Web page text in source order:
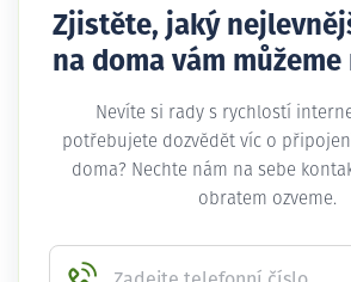
Zjistěte, jaký
na doma vám
Nevíte si rady s rychlostí
potřebujete dozvědět víc o
doma? Nechte nám na sebe
obratem ozveme.